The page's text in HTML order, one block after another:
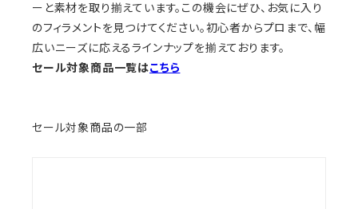
ーと素材を取り揃えています。この機会にぜひ、お気に入り
のフィラメントを見つけてください。初心者からプロまで、幅
広いニーズに応えるラインナップを揃えております。
セール対象商品一覧はこちら
セール対象商品の一部